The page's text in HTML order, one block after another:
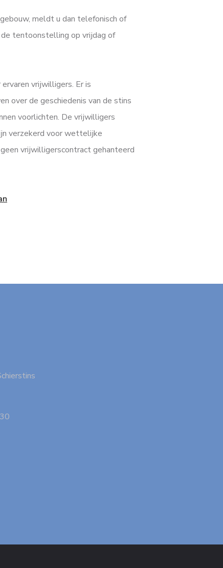
meldt u dan telefonisch of
tentoonstelling op vrijdag of
vrijwilligers. Er is
over de geschiedenis van de stins
voorlichten. De vrijwilligers
verzekerd voor wettelijke
vrijwilligerscontract gehanteerd